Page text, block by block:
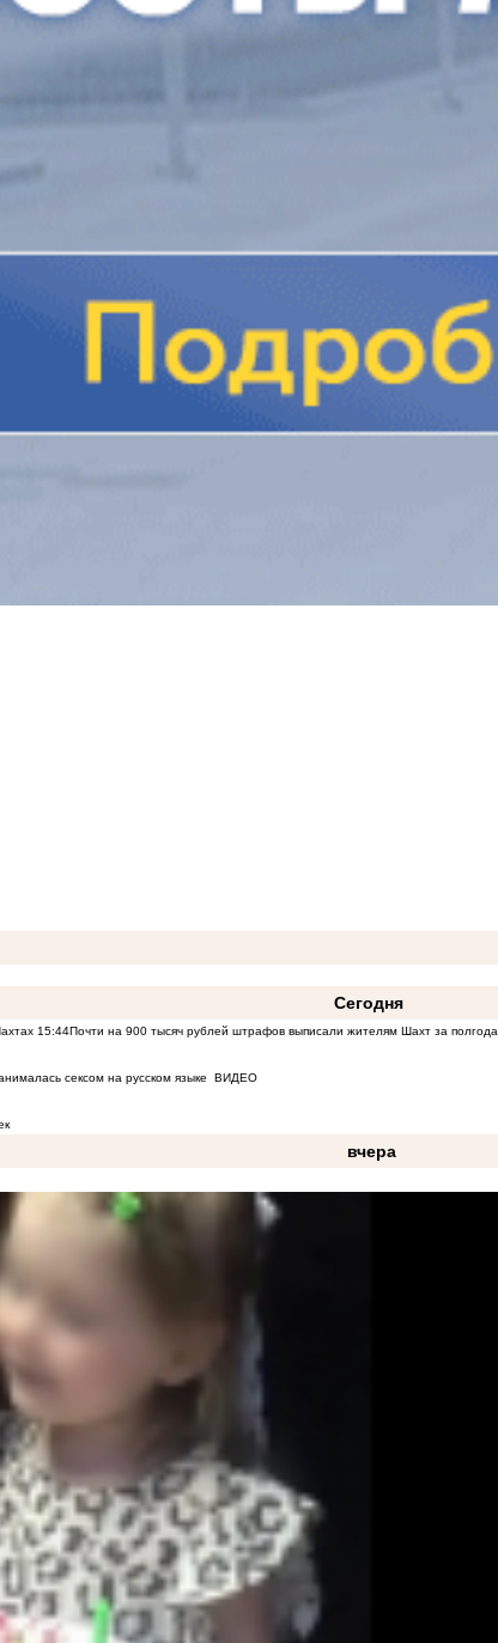
Сегодня
15:44Почти на 900 тысяч рублей штрафов выписали жителям Шахт за полгода
сексом на русском языке ВИДЕО
вчера